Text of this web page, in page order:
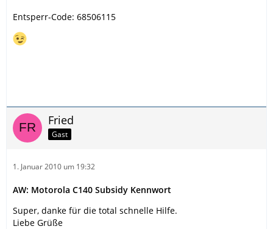
Entsperr-Code: 68506115
Fried
Gast
1. Januar 2010 um 19:32
AW: Motorola C140 Subsidy Kennwort
Super, danke für die total schnelle Hilfe.
Liebe Grüße